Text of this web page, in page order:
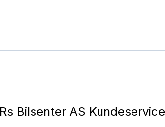
Rs Bilsenter AS Kundeservice